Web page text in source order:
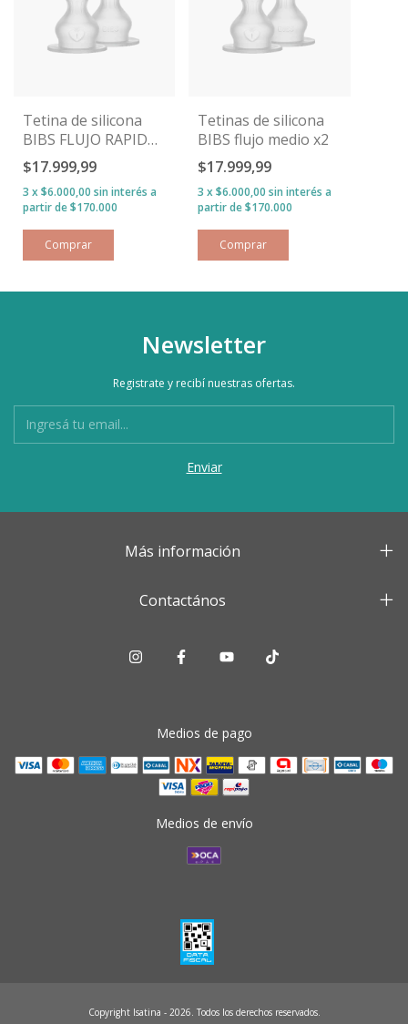
Tetina de silicona
BIBS FLUJO RAPIDO
pack x2
$17.999,99
3 x$6.000,00 sin interés
Tetinas de silicona
BIBS flujo medio x2
$17.999,99
3 x$6.000,00 sin interés
Newsletter
Registrate y recibí nuestras ofertas.
Más información
Contactános
Medios de pago
Medios de envío
Copyright Isatina - 2026. Todos los derechos reservados.